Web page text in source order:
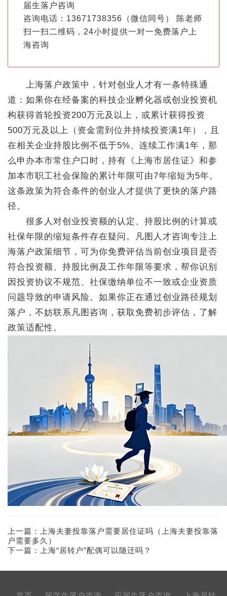
届生落户咨询
咨询电话：13671738356（微信同号） 陈老师
扫一扫二维码，24小时提供一对一免费落户上
海咨询
上海落户政策中，针对创业人才有一条特殊通
道：如果你在经备案的科技企业孵化器或创业投资机
构获得首轮投资200万元及以上，或累计获得投资
500万元及以上（资金需到位并持续投资满1年），且
在相关企业持股比例不低于5%、连续工作满1年，那
么申办本市常住户口时，持有《上海市居住证》和参
加本市职工社会保险的累计年限可由7年缩短为5年。
这条政策为符合条件的创业人才提供了更快的落户路
径。
很多人对创业投资额的认定、持股比例的计算或
社保年限的缩短条件存在疑问。凡图人才咨询专注上
海落户政策细节，可为你免费评估当前创业项目是否
符合投资额、持股比例及工作年限等要求，帮你识别
因投资协议不规范、社保缴纳单位不一致或企业资质
问题导致的申请风险。如果你正在通过创业路径规划
落户，不妨联系凡图咨询，获取免费初步评估，了解
政策适配性。
上一篇：
上海夫妻投靠落户需要居住证吗（上海夫妻投靠落
户需要多久）
下一篇：
上海“居转户”配偶可以随迁吗？